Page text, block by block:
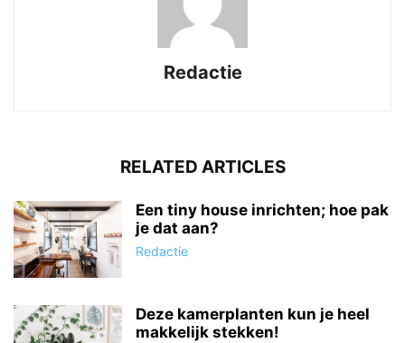
Redactie
RELATED ARTICLES
Een tiny house inrichten; hoe pak
je dat aan?
Redactie
Deze kamerplanten kun je heel
makkelijk stekken!